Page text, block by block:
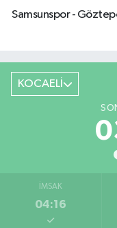
Samsunspor -
KOCAELİ
İMSAK
04:16